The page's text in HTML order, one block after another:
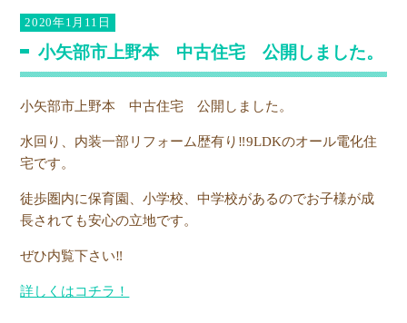
2020年1月11日
小矢部市上野本 中古住宅 公開しました。
小矢部市上野本 中古住宅 公開しました。
水回り、内装一部リフォーム歴有り‼9LDKのオール電化住
宅です。
徒歩圏内に保育園、小学校、中学校があるのでお子様が成
長されても安心の立地です。
ぜひ内覧下さい‼
詳しくはコチラ！